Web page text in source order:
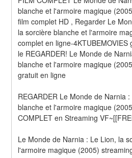
blanche et l'armoire magique
film complet HD , Regarder Le
la sorcière blanche et l'armoire
complet en ligne-4KTUBEMOVIES
le REGARDER! Le Monde de
blanche et l'armoire magique
gratuit en ligne
REGARDER Le Monde de Narnia
blanche et l'armoire magique
COMPLET en Streaming
Le Monde de Narnia : Le Lion, la
l'armoire magique (2005)